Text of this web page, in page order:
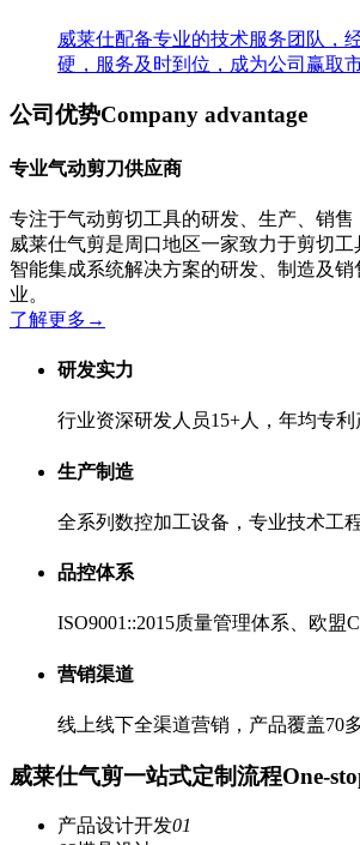
威莱仕配备专业的技术服务团队，
硬，服务及时到位，成为公司赢取
公司优势Company advantage
专业气动剪刀供应商
专注于气动剪切工具的研发、生产、销售
威莱仕气剪是周口地区一家致力于剪切工
智能集成系统解决方案的研发、制造及
业。
了解更多 →
研发实力
行业资深研发人员15+人，年均专
生产制造
全系列数控加工设备，专业技术工
品控体系
ISO9001::2015质量管理体系、欧盟
营销渠道
线上线下全渠道营销，产品覆盖70
威莱仕气剪一站式定制流程One-
产品设计开发01